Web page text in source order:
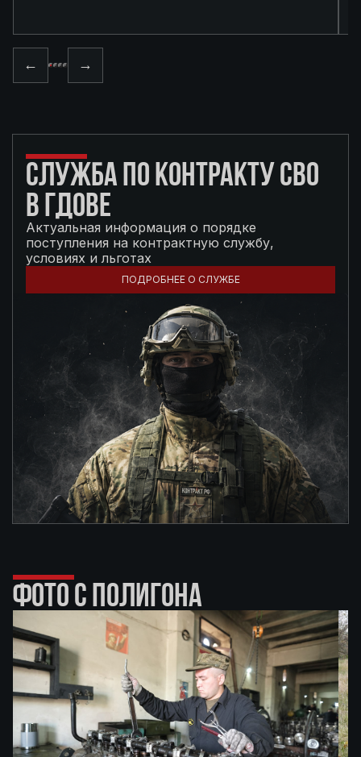
← →
СЛУЖБА ПО КОНТРАКТУ СВО
В ГДОВЕ
Актуальная информация о порядке
поступления на контрактную службу,
условиях и льготах
ПОДРОБНЕЕ О СЛУЖБЕ
ФОТО С ПОЛИГОНА